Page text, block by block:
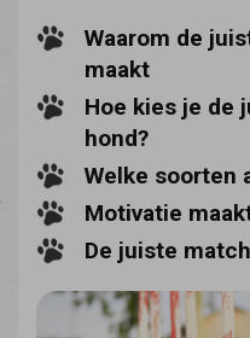
Waarom de
maakt
Hoe kies je de
hond?
Welke soorten
Motivatie
De juiste